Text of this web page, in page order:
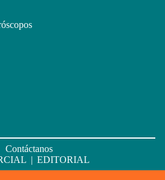
Contáctanos
| EDITORIAL